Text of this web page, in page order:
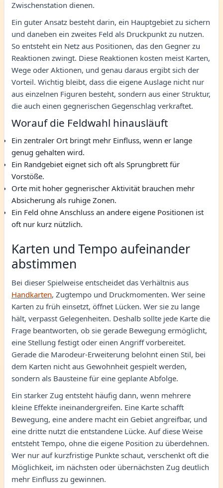
Zwischenstation dienen.
Ein guter Ansatz besteht darin, ein Hauptgebiet zu sichern
und daneben ein zweites Feld als Druckpunkt zu nutzen.
So entsteht ein Netz aus Positionen, das den Gegner zu
Reaktionen zwingt. Diese Reaktionen kosten meist Karten,
Wege oder Aktionen, und genau daraus ergibt sich der
Vorteil. Wichtig bleibt, dass die eigene Auslage nicht nur
aus einzelnen Figuren besteht, sondern aus einer Struktur,
die auch einen gegnerischen Gegenschlag verkraftet.
Worauf die Feldwahl hinausläuft
Ein zentraler Ort bringt mehr Einfluss, wenn er lange
genug gehalten wird.
Ein Randgebiet eignet sich oft als Sprungbrett für
Vorstöße.
Orte mit hoher gegnerischer Aktivität brauchen mehr
Absicherung als ruhige Zonen.
Ein Feld ohne Anschluss an andere eigene Positionen ist
oft nur kurz nützlich.
Karten und Tempo aufeinander
abstimmen
Bei dieser Spielweise entscheidet das Verhältnis aus
Handkarten, Zugtempo und Druckmomenten. Wer seine
Karten zu früh einsetzt, öffnet Lücken. Wer sie zu lange
hält, verpasst Gelegenheiten. Deshalb sollte jede Karte die
Frage beantworten, ob sie gerade Bewegung ermöglicht,
eine Stellung festigt oder einen Angriff vorbereitet.
Gerade die Marodeur-Erweiterung belohnt einen Stil, bei
dem Karten nicht aus Gewohnheit gespielt werden,
sondern als Bausteine für eine geplante Abfolge.
Ein starker Zug entsteht häufig dann, wenn mehrere
kleine Effekte ineinandergreifen. Eine Karte schafft
Bewegung, eine andere macht ein Gebiet angreifbar, und
eine dritte nutzt die entstandene Lücke. Auf diese Weise
entsteht Tempo, ohne die eigene Position zu überdehnen.
Wer nur auf kurzfristige Punkte schaut, verschenkt oft die
Möglichkeit, im nächsten oder übernächsten Zug deutlich
mehr Einfluss zu gewinnen.